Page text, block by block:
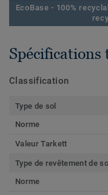
EcoBase - 100%
Spécifications
Classification
Type de sol
Norme
Valeur Tarkett
Type de revêtement de sol
Norme